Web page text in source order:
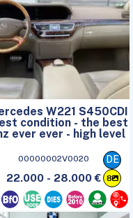
W221 S450CDI
condition - the best
ever ever - high level
00000002V0020
22.000 - 28.000 €
DE
8